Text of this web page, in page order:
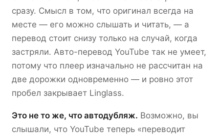
сразу. Смысл в том, что оригинал всегда на
месте — его можно слышать и читать, — а
перевод стоит снизу только на случай, когда
застряли. Авто-перевод YouTube так не умеет,
потому что плеер изначально не рассчитан на
две дорожки одновременно — и ровно этот
пробел закрывает Linglass.
Это не то же, что автодубляж. Возможно, вы
слышали, что YouTube теперь «переводит